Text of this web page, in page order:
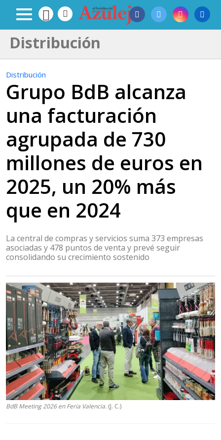
Distribución
Distribución
Grupo BdB alcanza
una facturación
agrupada de 730
millones de euros en
2025, un 20% más
que en 2024
La central de compras y servicios suma 373 empresas
asociadas y 478 puntos de venta y prevé seguir
consolidando su crecimiento sostenido
BdB Meeting 2026 en Feria Valencia. (J. C.)